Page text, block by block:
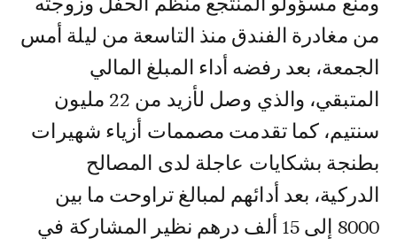
من مغادرة الفندق منذ التاسعة من ليلة أمس
الجمعة، بعد رفضه أداء المبلغ المالي
المتبقي، والذي وصل لأزيد من 22 مليون
سنتيم، كما تقدمت مصممات أزياء شهيرات
بطنجة بشكايات عاجلة لدى المصالح
الدركية، بعد أدائهم لمبالغ تراوحت ما بين
8000 إلى 15 ألف درهم نظير المشاركة في